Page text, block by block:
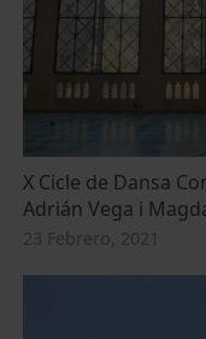
X Cicle de Dansa
Adrián Vega i
23 Febrero, 2021